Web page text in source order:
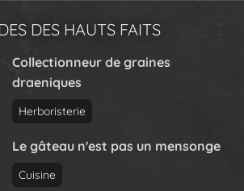
DES HAUTS FAITS
Collectionneur de graines
draeniques
Herboristerie
Le gâteau n'est pas un mensonge
Cuisine